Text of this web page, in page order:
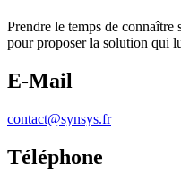
Prendre le temps de connaître
pour proposer la solution qui
E-Mail
contact@synsys.fr
Téléphone